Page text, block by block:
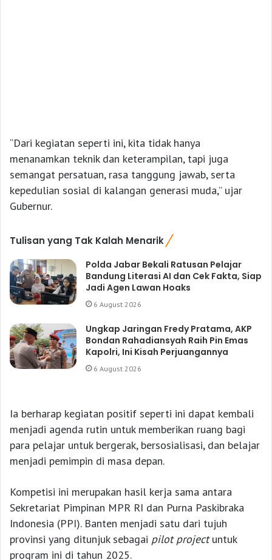
“Dari kegiatan seperti ini, kita tidak hanya
menanamkan teknik dan keterampilan, tapi juga
semangat persatuan, rasa tanggung jawab, serta
kepedulian sosial di kalangan generasi muda,” ujar
Gubernur.
Tulisan yang Tak Kalah Menarik
Polda Jabar Bekali Ratusan Pelajar
Bandung Literasi AI dan Cek Fakta, Siap
Jadi Agen Lawan Hoaks
6 August 2026
Ungkap Jaringan Fredy Pratama, AKP
Bondan Rahadiansyah Raih Pin Emas
Kapolri, Ini Kisah Perjuangannya
6 August 2026
Ia berharap kegiatan positif seperti ini dapat kembali
menjadi agenda rutin untuk memberikan ruang bagi
para pelajar untuk bergerak, bersosialisasi, dan belajar
menjadi pemimpin di masa depan.
Kompetisi ini merupakan hasil kerja sama antara
Sekretariat Pimpinan MPR RI dan Purna Paskibraka
Indonesia (PPI). Banten menjadi satu dari tujuh
provinsi yang ditunjuk sebagai pilot projectuntuk
program ini di tahun 2025.